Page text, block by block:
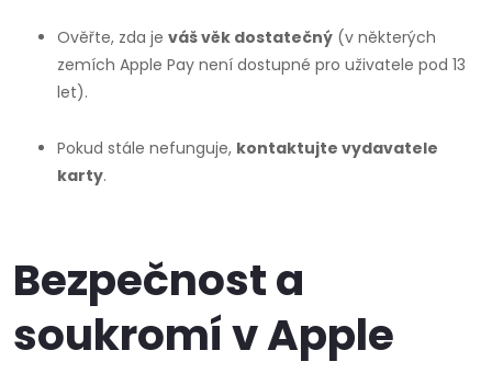
Ověřte, zda je váš věk dostatečný (v některých
zemích Apple Pay není dostupné pro uživatele pod 13
let).
Pokud stále nefunguje, kontaktujte vydavatele
karty.
Bezpečnost a
soukromí v Apple